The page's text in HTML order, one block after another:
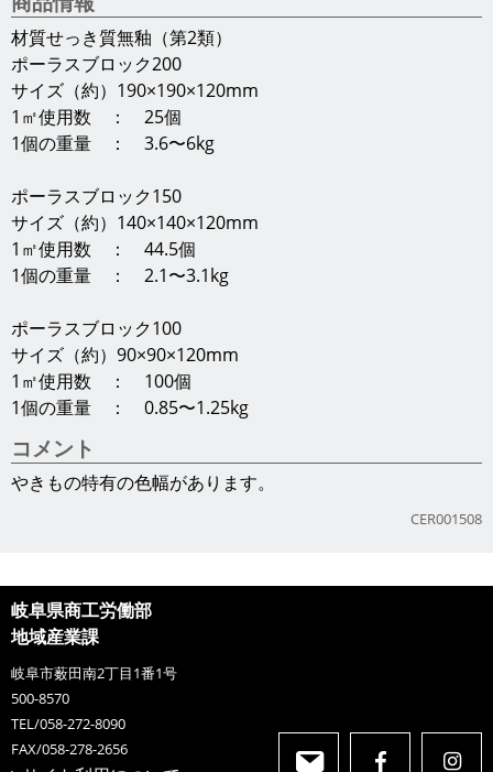
コメント
やきもの特有の色幅があります。
地域産業課
岐阜市薮田南2丁目1番1号
500-8570
FAX/058-278-2656
サイト利用について
Copyright(C)2013 Gifu Prefecture